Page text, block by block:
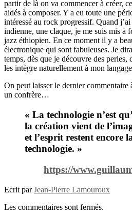
partir de là on va commencer à créer,
aidés à composer. Y a eu toute une
intéressé au rock progressif. Quand
indienne, une claque, je me suis mis à
jazz éthiopien. En ce moment il y a
électronique qui sont fabuleuses. Je
temps, dès que je découvre des perles,
les intègre naturellement à mon
On peut laisser le dernier commentaire
un confrère…
« La technologie n’est
la création vient de
et l’esprit restent encore
technologie. »
https://
Ecrit parJean-Pierre Lamouroux
Les commentaires sont fermés.